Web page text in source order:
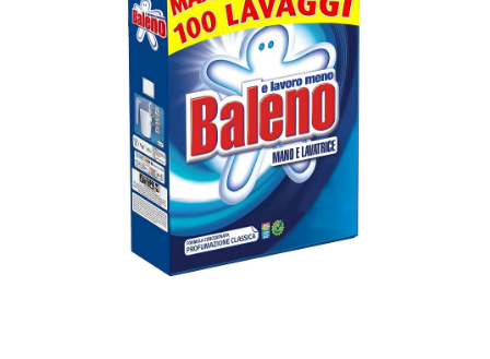
VOŇAVÝ DOMOV
ČISTENIE DOMÁCNOSTI
PAPIEROVÁ HYGIENA A UTIERKY
KOZMETIKA-OSOBNÁ STAROSTLIVOSŤ
ANTIBAKTERIÁLNE A DEZINFEKČNÉ PRODUKTY